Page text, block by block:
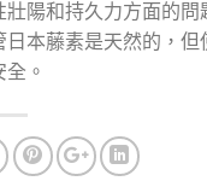
陽和持久力方面的
本藤素是天然的，
。